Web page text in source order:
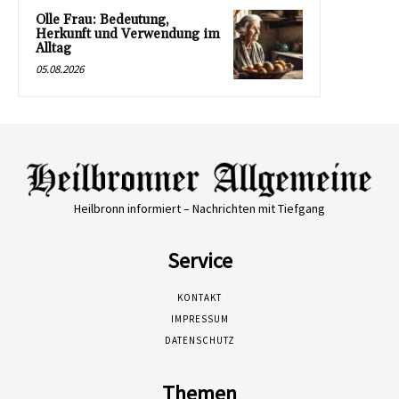
Olle Frau: Bedeutung,
Herkunft und Verwendung im
Alltag
05.08.2026
Heilbronn informiert – Nachrichten mit Tiefgang
Service
KONTAKT
IMPRESSUM
DATENSCHUTZ
Themen